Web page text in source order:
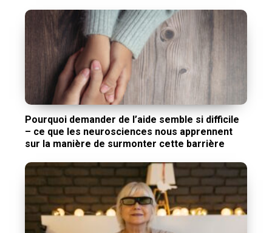
Pourquoi demander de l’aide semble si difficile
– ce que les neurosciences nous apprennent
sur la manière de surmonter cette barrière